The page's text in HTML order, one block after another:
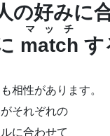
の好みに
match
マッチ
す
相性があります。
それぞれの
に合わせて